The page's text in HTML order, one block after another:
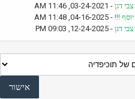
צבי דגן - 03-24-2021, 11:46 AM
יוסף !!! - 04-16-2025, 11:48 AM
צבי דגן - 12-24-2025, 09:03 PM